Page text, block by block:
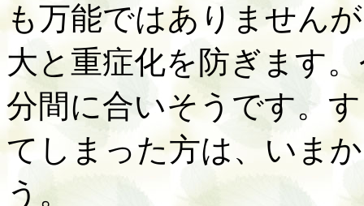
も万能ではありません
大と重症化を防ぎます
分間に合いそうです。
てしまった方は、いま
う。